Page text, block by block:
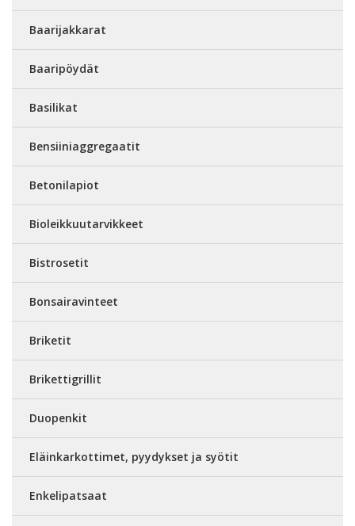
Baarijakkarat
Baaripöydät
Basilikat
Bensiiniaggregaatit
Betonilapiot
Bioleikkuutarvikkeet
Bistrosetit
Bonsairavinteet
Briketit
Brikettigrillit
Duopenkit
Eläinkarkottimet, pyydykset ja syötit
Enkelipatsaat